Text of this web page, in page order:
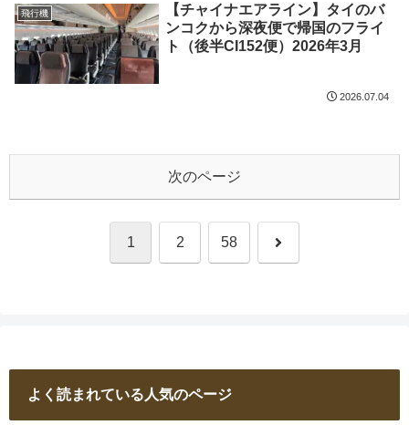
飛行機
【チャイナエアライン】タイのバ
ンコクから深夜便で帰国のフライ
ト（後半CI152便）2026年3月
2026.07.04
次のページ
1 2 58 次
よく読まれている人気のページ